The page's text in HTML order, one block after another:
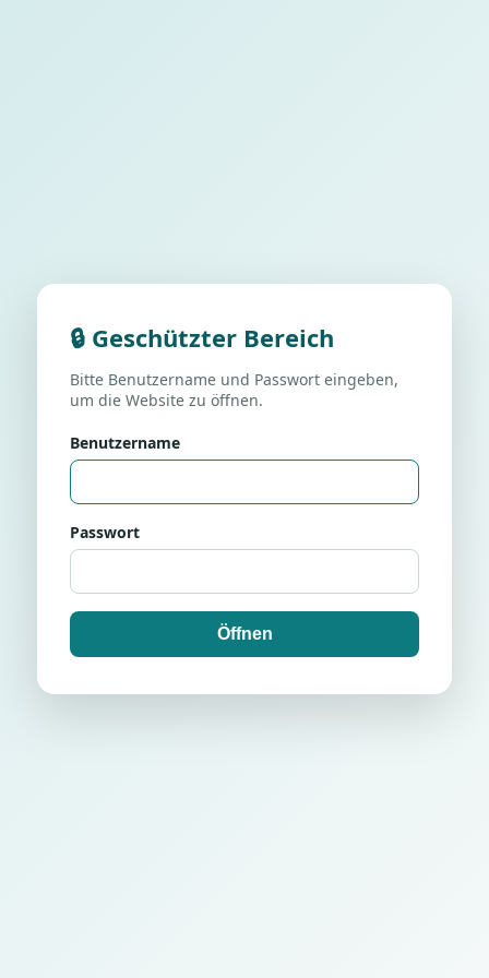
🔒 Geschützter Bereich
Bitte Benutzername und Passwort eingeben,
um die Website zu öffnen.
Benutzername
Passwort
Öffnen